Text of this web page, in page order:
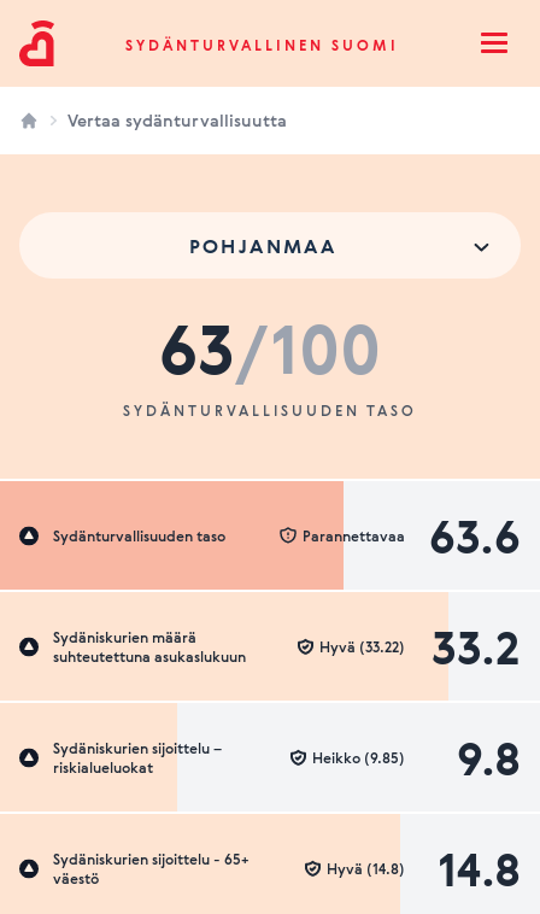
Sydänturvallinen SuomiSYDÄNTURVALLINEN SUOMI
Vertaa sydänturvallisuutta
POHJANMAA
63/100
SYDÄNTURVALLISUUDEN TASO
Sydänturvallisuuden taso 63.6
Parannettavaa
Sydäniskurien määrä
suhteutettuna asukaslukuun
33.2
Hyvä (33.22)
Sydäniskurien sijoittelu –
riskialueluokat
9.8
Heikko (9.85)
Sydäniskurien sijoittelu - 65+
väestö
14.8
Hyvä (14.8)